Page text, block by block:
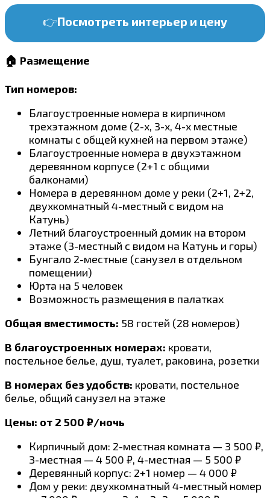
👉Посмотреть интерьер и цену
🏠 Размещение
Тип номеров:
Благоустроенные номера в кирпичном
трехэтажном доме (2-х, 3-х, 4-х местные
комнаты с общей кухней на первом этаже)
Благоустроенные номера в двухэтажном
деревянном корпусе (2+1 с общими
балконами)
Номера в деревянном доме у реки (2+1, 2+2,
двухкомнатный 4-местный с видом на
Катунь)
Летний благоустроенный домик на втором
этаже (3-местный с видом на Катунь и горы)
Бунгало 2-местные (санузел в отдельном
помещении)
Юрта на 5 человек
Возможность размещения в палатках
Общая вместимость: 58 гостей (28 номеров)
В благоустроенных номерах: кровати,
постельное белье, душ, туалет, раковина, розетки
В номерах без удобств: кровати, постельное
белье, общий санузел на этаже
Цены: от 2 500 ₽/ночь
Кирпичный дом: 2-местная комната — 3 500 ₽,
3-местная — 4 500 ₽, 4-местная — 5 500 ₽
Деревянный корпус: 2+1 номер — 4 000 ₽
Дом у реки: двухкомнатный 4-местный номер